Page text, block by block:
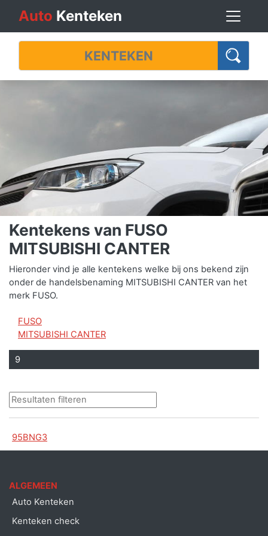
Auto Kenteken
Kentekens van FUSO
MITSUBISHI CANTER
Hieronder vind je alle kentekens welke bij ons bekend zijn
onder de handelsbenaming MITSUBISHI CANTER van het
merk FUSO.
FUSO
MITSUBISHI CANTER
9
95BNG3
ALGEMEEN
Auto Kenteken
Kenteken check